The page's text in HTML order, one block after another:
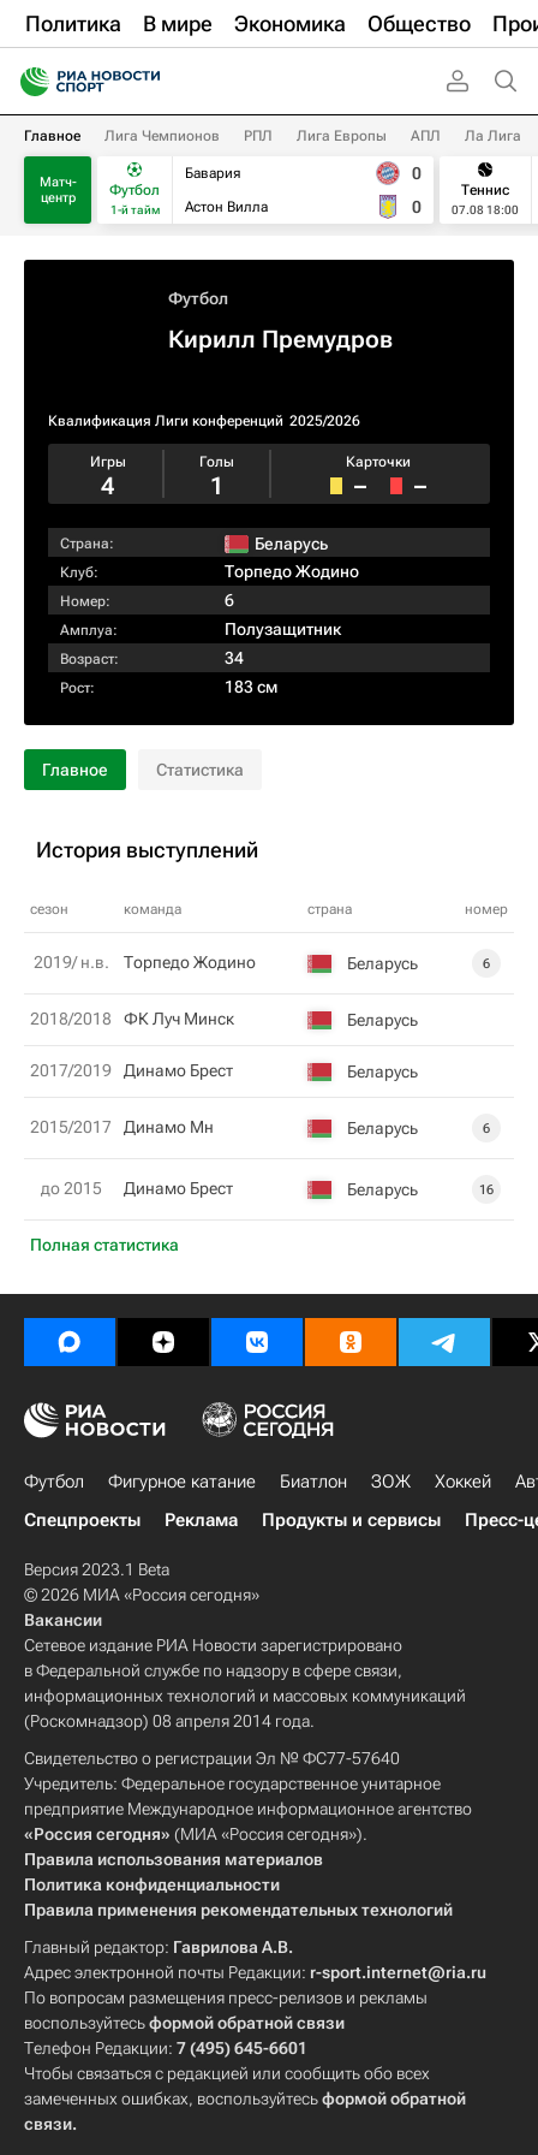
Политика В мире Экономика Общество
Главное Лига Чемпионов РПЛ Лига Европы АПЛ Ла Лига
Матч-
центр
Футбол
1-й тайм
Бавария
Астон Вилла
0
0
Теннис
07.08 18:00
Футбол
Кирилл Премудров
Квалификация Лиги конференций 2025/2026
Игры
4
Голы
1
Карточки
– –
Страна: Беларусь
Клуб: Торпедо Жодино
Номер: 6
Амплуа: Полузащитник
Возраст: 34
Рост: 183 см
Главное Статистика
История выступлений
сезон команда страна номер
Полная статистика
2019/ н.в. Торпедо Жодино Беларусь 6
2018/2018 ФК Луч Минск Беларусь
2017/2019 Динамо Брест Беларусь
2015/2017 Динамо Мн Беларусь 6
до 2015 Динамо Брест Беларусь 16
Футбол Фигурное катание Биатлон ЗОЖ Хоккей
Спецпроекты
Реклама Продукты и сервисы Пресс-
Версия 2023.1 Beta
© 2026 МИА «Россия сегодня»
Вакансии
Сетевое издание РИА Новости зарегистрировано
в Федеральной службе по надзору в сфере связи,
информационных технологий и массовых коммуникаций
(Роскомнадзор) 08 апреля 2014 года.
Свидетельство о регистрации Эл № ФС77-57640
Учредитель: Федеральное государственное унитарное
предприятие Международное информационное агентство
«Россия сегодня» (МИА «Россия сегодня»).
Правила использования материалов
Политика конфиденциальности
Правила применения рекомендательных технологий
Главный редактор: Гаврилова А.В.
Адрес электронной почты Редакции: r-sport.internet@ria.ru
По вопросам размещения пресс-релизов и рекламы
воспользуйтесьформой обратной связи
Телефон Редакции: 7 (495) 645-6601
Чтобы связаться с редакцией или сообщить обо всех
замеченных ошибках, воспользуйтесьформой обратной
связи.